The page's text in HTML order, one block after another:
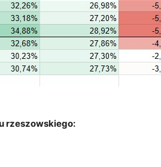
rzeszowskiego: